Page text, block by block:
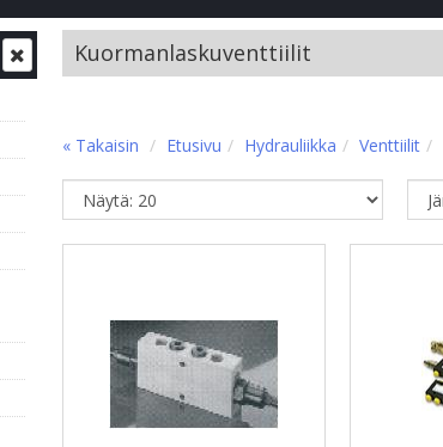
Kuormanlaskuventtiilit
« Takaisin Etusivu Hydrauliikka Venttiilit